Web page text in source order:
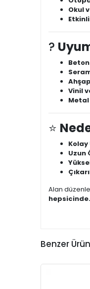
Okul
?
Beton
Vinil
Metal
⭐
Uzun
Alan
Benzer